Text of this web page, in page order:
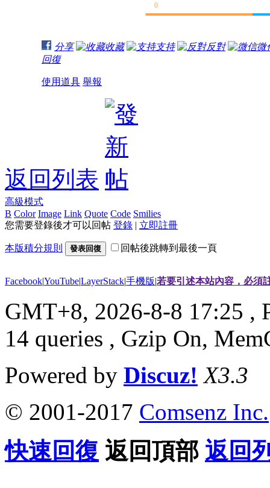
0
分享 收藏 支持 反對
微
回復
使用道具 舉報
返回列表
高級模式
B Color Image Link Quote Code Smilies
您需要登錄後才可以回帖 登錄 | 立即註冊
本版積分規則 發表回復 回帖後跳轉到最後一頁
Facebook|YouTube|LayerStack|手機版|若要引述本站內容，必須
GMT+8, 2026-8-8 17:25 ,
14 queries , Gzip On,
Powered by Discuz! X3.3
© 2001-2017 Comsenz Inc.
快速回復 返回頂部 返回